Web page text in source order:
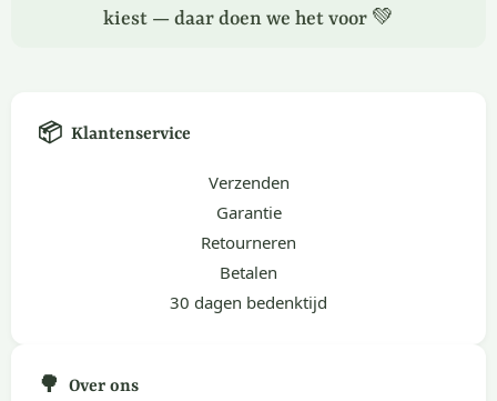
kiest — daar doen we het voor 💚
📦 Klantenservice
Verzenden
Garantie
Retourneren
Betalen
30 dagen bedenktijd
🌳 Over ons